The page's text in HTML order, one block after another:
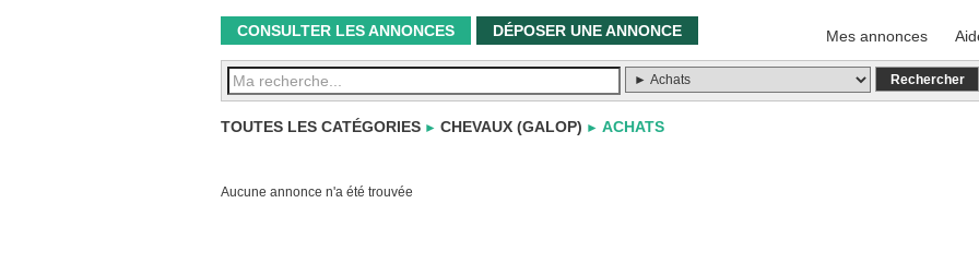
CONSULTER LES ANNONCES DÉPOSER UNE ANNONCE Mes annonces
TOUTES LES CATÉGORIES ► CHEVAUX (GALOP) ► ACHATS
Aucune annonce n'a été trouvée